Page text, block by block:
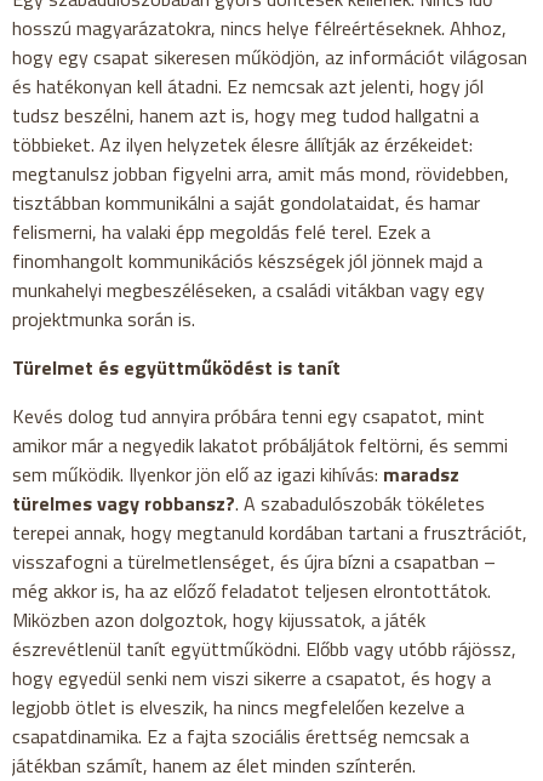
hosszú magyarázatokra, nincs helye félreértéseknek. Ahhoz,
hogy egy csapat sikeresen működjön, az információt világosan
és hatékonyan kell átadni. Ez nemcsak azt jelenti, hogy jól
tudsz beszélni, hanem azt is, hogy meg tudod hallgatni a
többieket. Az ilyen helyzetek élesre állítják az érzékeidet:
megtanulsz jobban figyelni arra, amit más mond, rövidebben,
tisztábban kommunikálni a saját gondolataidat, és hamar
felismerni, ha valaki épp megoldás felé terel. Ezek a
finomhangolt kommunikációs készségek jól jönnek majd a
munkahelyi megbeszéléseken, a családi vitákban vagy egy
projektmunka során is.
Türelmet és együttműködést is tanít
Kevés dolog tud annyira próbára tenni egy csapatot, mint
amikor már a negyedik lakatot próbáljátok feltörni, és semmi
sem működik. Ilyenkor jön elő az igazi kihívás: maradsz
türelmes vagy robbansz?. A szabadulószobák tökéletes
terepei annak, hogy megtanuld kordában tartani a frusztrációt,
visszafogni a türelmetlenséget, és újra bízni a csapatban –
még akkor is, ha az előző feladatot teljesen elrontottátok.
Miközben azon dolgoztok, hogy kijussatok, a játék
észrevétlenül tanít együttműködni. Előbb vagy utóbb rájössz,
hogy egyedül senki nem viszi sikerre a csapatot, és hogy a
legjobb ötlet is elveszik, ha nincs megfelelően kezelve a
csapatdinamika. Ez a fajta szociális érettség nemcsak a
játékban számít, hanem az élet minden színterén.